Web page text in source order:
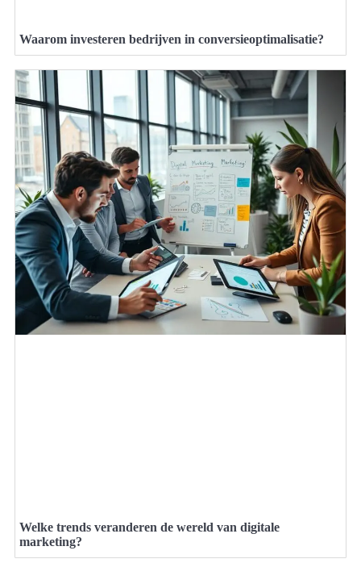
Waarom investeren bedrijven in conversieoptimalisatie?
Welke trends veranderen de wereld van digitale
marketing?